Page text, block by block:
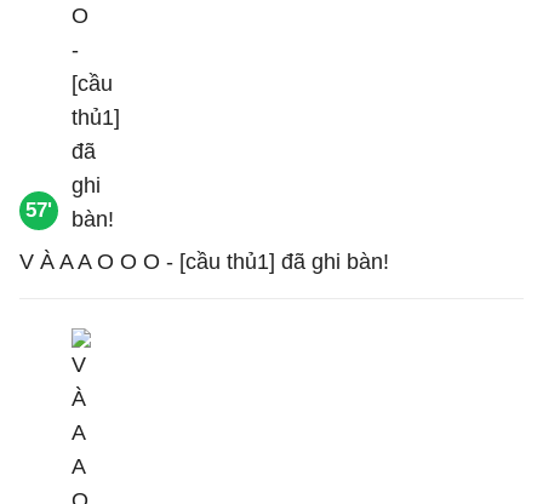
57'
V À A A O O O - [cầu thủ1] đã ghi bàn!